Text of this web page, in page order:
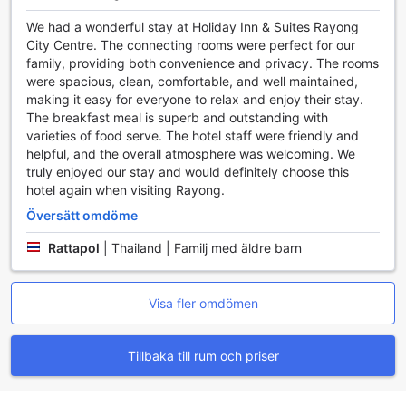
finns det även en bagageförvaring och daglig städning för
att säkerställa att ditt rum alltid är i toppskick.
Säkerheten och bekvämligheten för våra gäster är av
högsta prioritet. Hotellet erbjuder säkerhetsfack för att
skydda dina värdesaker samt gratis wi-fi i alla rum och
offentliga områden, vilket gör det enkelt att hålla kontakten
med nära och kära eller att arbeta under din vistelse.
Dessutom har vi en särskild rökplats för dem som önskar,
samt tillgång till en exklusiv lounge för våra gäster som vill
koppla av i en mer privat och lugn miljö. Med dessa
faciliteter strävar Holiday Inn & Suites Rayong City Centre
efter att skapa en oförglömlig upplevelse för alla sina
besökare.
Transportmöjligheter på Holiday Inn & Suites Rayong
City Centre
Holiday Inn & Suites Rayong City Centre erbjuder en rad
bekväma transportfaciliteter som gör din vistelse både
enkel och avkopplande. För gäster som anländer med flyg
finns det en smidig flygplatstransfer som gör det möjligt att
We had a wonderful stay at Holiday Inn & Suites Rayong
City Centre. The connecting rooms were perfect for our
family, providing both convenience and privacy. The rooms
were spacious, clean, comfortable, and well maintained,
making it easy for everyone to relax and enjoy their stay.
The breakfast meal is superb and outstanding with
varieties of food serve. The hotel staff were friendly and
helpful, and the overall atmosphere was welcoming. We
truly enjoyed our stay and would definitely choose this
hotel again when visiting Rayong.
Översätt omdöme
Rattapol Thailand | Familj med äldre barn
Visa fler omdömen
Tillbaka till rum och priser